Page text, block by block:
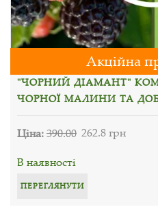
Акційна
"ЧОРНИЙ ДІАМАНТ"
ЧОРНОЇ МАЛИНИ ТА
Ціна:390.00 262.8 грн
В наявності
ПЕРЕГЛЯНУТИ